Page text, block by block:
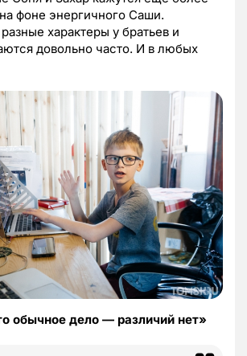
фоне энергичного Саши.
характеры у братьев и
довольно часто. И в любых
обычное дело — различий нет»